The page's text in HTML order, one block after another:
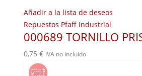
Añadir a la lista de deseos
Repuestos Pfaff Industrial
000689 TORNILLO
0,75 € IVA no incluido